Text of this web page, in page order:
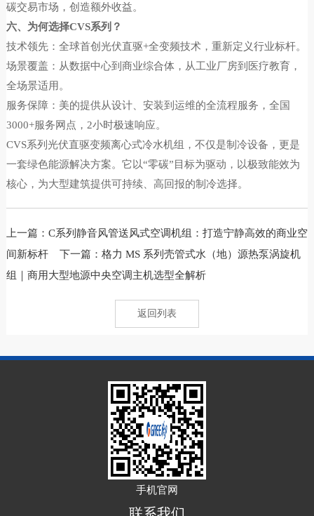
碳交易市场，创造额外收益。
六、为何选择CVS系列？
技术领先：全球首创光伏直驱+全变频技术，重新定义行业标杆。
场景覆盖：从数据中心到商业综合体，从工业厂房到医疗教育，
全场景适用。
服务保障：美的提供从设计、安装到运维的全流程服务，全国
3000+服务网点，2小时极速响应。
CVS系列光伏直驱变频离心式冷水机组，不仅是制冷设备，更是
一套绿色能源解决方案。它以“零碳”目标为驱动，以极致能效为
核心，为大型建筑提供可持续、高回报的制冷选择。
上一篇： C系列静音风管送风式空调机组：打造宁静高效的商业空
间新标杆下一篇： 格力 MS 系列壳管式水（地）源热泵涡旋机
组｜商用大型地源中央空调主机选型全解析
返回列表
手机官网